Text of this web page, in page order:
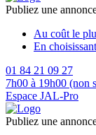
Publiez une
Au coût le
En
01 84 21 09 27
7h00 à 19h00 (non
Espace JAL-Pro
Publiez une